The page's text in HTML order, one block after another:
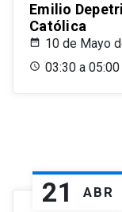
Emilio
Católica
10 de Mayo
03:30 a 05:00
21 ABR